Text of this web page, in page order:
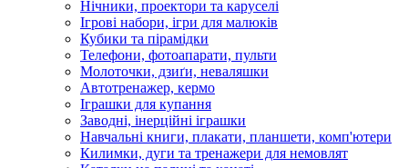
Нічники, проектори та каруселі
Ігрові набори, ігри для малюків
Кубики та пірамідки
Телефони, фотоапарати, пульти
Молоточки, дзиґи, неваляшки
Автотренажер, кермо
Іграшки для купання
Заводні, інерційні іграшки
Навчальні книги, плакати, планшети, комп'ютери
Килимки, дуги та тренажери для немовлят